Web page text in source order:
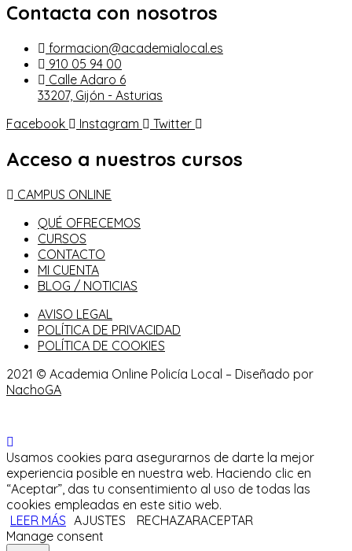
Contacta con nosotros
formacion@academialocal.es
910 05 94 00
Calle Adaro 6
33207, Gijón - Asturias
Facebook
Instagram Twitter
Acceso a nuestros cursos
CAMPUS ONLINE
QUÉ OFRECEMOS
CURSOS
CONTACTO
MI CUENTA
BLOG / NOTICIAS
AVISO LEGAL
POLÍTICA DE PRIVACIDAD
POLÍTICA DE COOKIES
2021 © Academia Online Policía Local – Diseñado por
NachoGA
Usamos cookies para asegurarnos de darte la mejor
experiencia posible en nuestra web. Haciendo clic en
“Aceptar”, das tu consentimiento al uso de todas las
cookies empleadas en este sitio web.
LEER MÁS AJUSTES RECHAZARACEPTAR
Manage consent